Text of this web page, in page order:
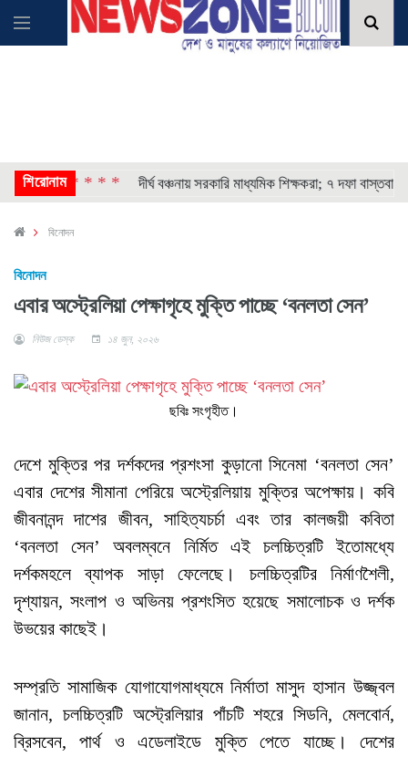
শিরোনাম* * * * দীর্ঘ বঞ্চনায় সরকারি মাধ্যমিক শিক্ষকরা; ৭ দফা বাস্তবায়নের
বিনোদন
বিনোদন
এবার অস্ট্রেলিয়া পেক্ষাগৃহে মুক্তি পাচ্ছে ‘বনলতা সেন’
নিউজ ডেস্ক ১৪ জুন, ২০২৬
ছবিঃ সংগৃহীত।
দেশে মুক্তির পর দর্শকদের প্রশংসা কুড়ানো সিনেমা ‘বনলতা সেন’
এবার দেশের সীমানা পেরিয়ে অস্ট্রেলিয়ায় মুক্তির অপেক্ষায়। কবি
জীবনানন্দ দাশের জীবন, সাহিত্যচর্চা এবং তার কালজয়ী কবিতা
‘বনলতা সেন’ অবলম্বনে নির্মিত এই চলচ্চিত্রটি ইতোমধ্যে
দর্শকমহলে ব্যাপক সাড়া ফেলেছে। চলচ্চিত্রটির নির্মাণশৈলী,
দৃশ্যায়ন, সংলাপ ও অভিনয় প্রশংসিত হয়েছে সমালোচক ও দর্শক
উভয়ের কাছেই।
সম্প্রতি সামাজিক যোগাযোগমাধ্যমে নির্মাতা মাসুদ হাসান উজ্জ্বল
জানান, চলচ্চিত্রটি অস্ট্রেলিয়ার পাঁচটি শহরে সিডনি, মেলবোর্ন,
ব্রিসবেন, পার্থ ও এডেলাইডে মুক্তি পেতে যাচ্ছে। দেশের